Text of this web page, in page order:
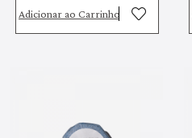
Adicionar ao Carrinho